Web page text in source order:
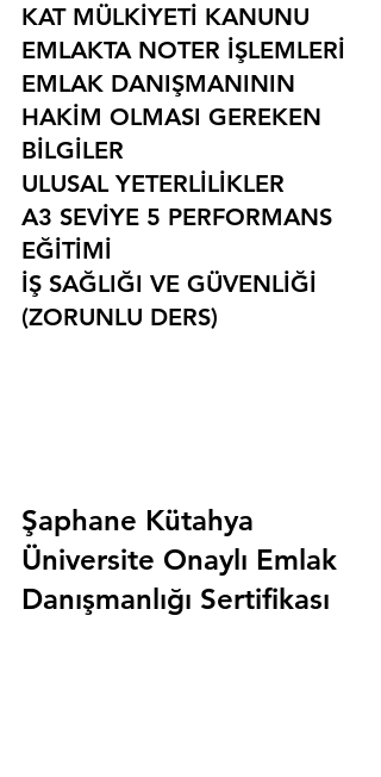
KAT MÜLKİYETİ KANUNU
EMLAKTA NOTER İŞLEMLERİ
EMLAK DANIŞMANININ
HAKİM OLMASI GEREKEN
BİLGİLER
ULUSAL YETERLİLİKLER
A3 SEVİYE 5 PERFORMANS
EĞİTİMİ
İŞ SAĞLIĞI VE GÜVENLİĞİ
(ZORUNLU DERS)
Şaphane Kütahya
Üniversite Onaylı Emlak
Danışmanlığı Sertifikası